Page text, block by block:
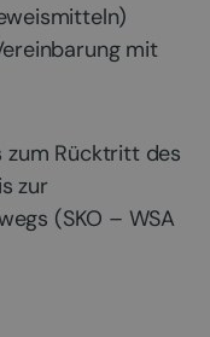
mit
zum Rücktritt des
zur
(SKO – WSA